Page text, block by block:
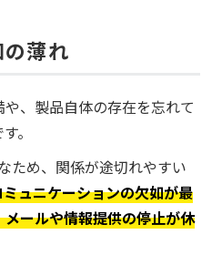
薄れ
、製品自体の存在を忘れて
。
ため、関係が途切れやすい
ュニケーションの欠如が最
ールや情報提供の停止が休